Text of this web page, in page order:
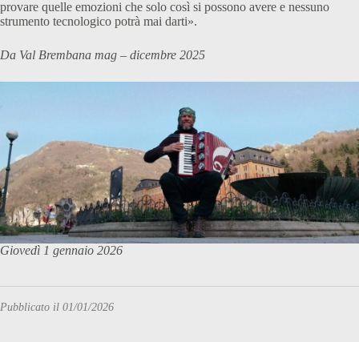
provare quelle emozioni che solo così si possono avere e nessuno
strumento tecnologico potrà mai darti».
Da Val Brembana mag – dicembre 2025
Giovedì 1 gennaio 2026
Pubblicato il 01/01/2026